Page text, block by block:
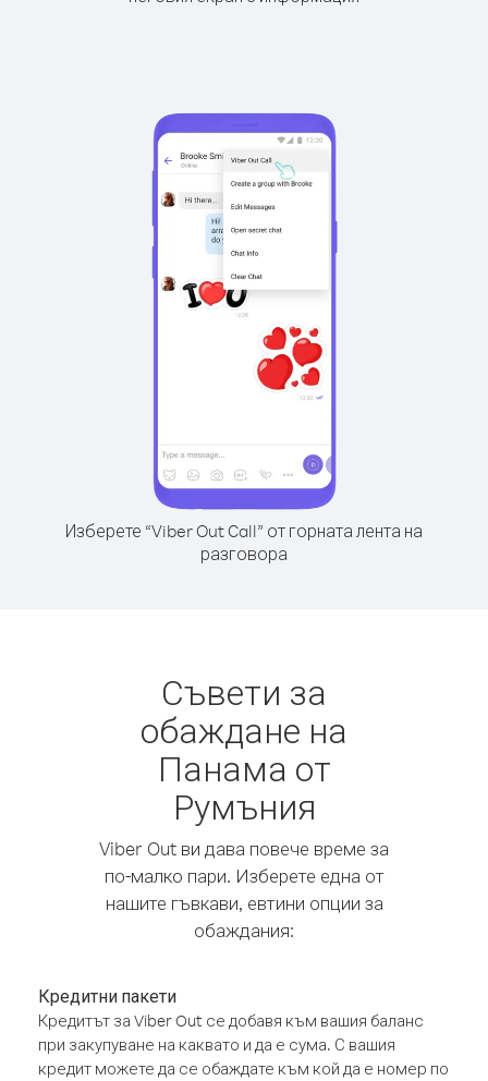
Изберете “Viber Out Call” от горната лента на
разговора
Съвети за
обаждане на
Панама от
Румъния
Viber Out ви дава повече време за
по-малко пари. Изберете една от
нашите гъвкави, евтини опции за
обаждания:
Кредитни пакети
Кредитът за Viber Out се добавя към вашия баланс
при закупуване на каквато и да е сума. С вашия
кредит можете да се обаждате към кой да е номер по